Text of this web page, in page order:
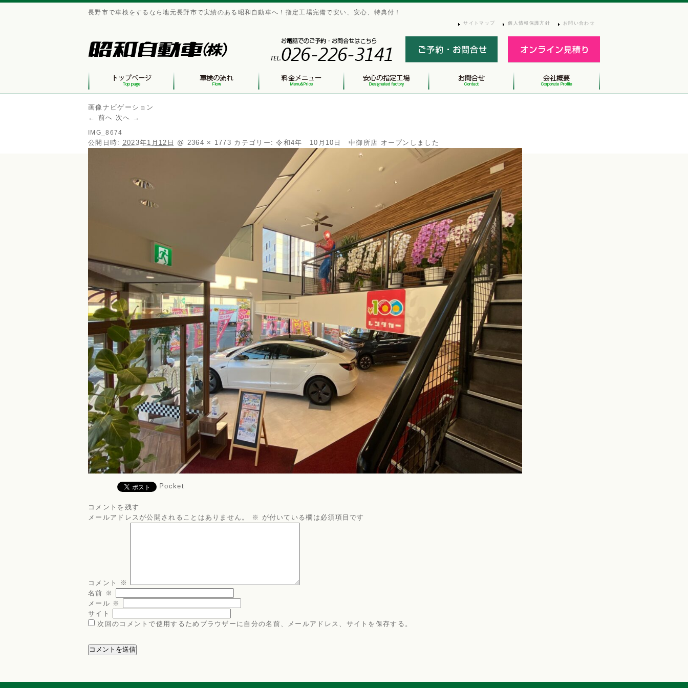
長野市で車検をするなら地元長野市で実績のある昭和自動車へ！指定工場完備で安い、安心、特典付！
サイトマップ 個人情報保護方針 お問い合わせ
画像ナビゲーション
← 前へ 次へ →
IMG_8674
公開日時: 2023年1月12日 @ 2364 × 1773 カテゴリー:令和4年 10月10日 中御所店 オープンしました
Pocket
コメントを残す
メールアドレスが公開されることはありません。
※ が付いている欄は必須項目です
コメント
※
名前 ※
メール ※
サイト
次回のコメントで使用するためブラウザーに自分の名前、メールアドレス、サイトを保存する。